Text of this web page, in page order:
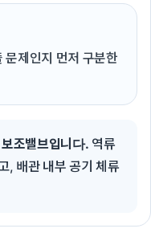
문제인지 먼저 구분한
조밸브입니다. 역류
, 배관 내부 공기 체류